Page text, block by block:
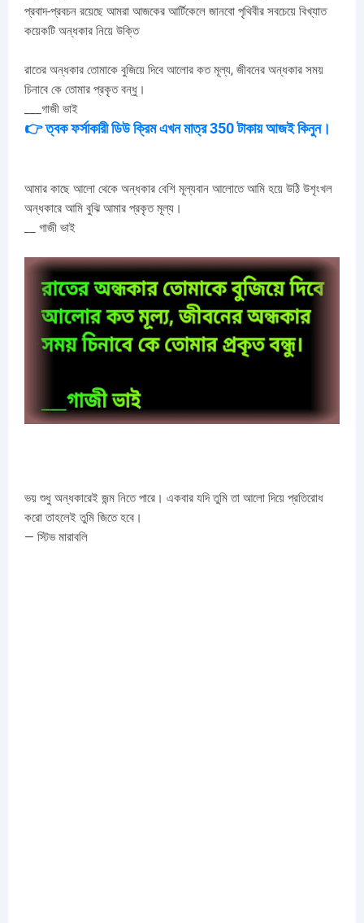
প্রবাদ-প্রবচন রয়েছে আমরা আজকের আর্টিকেলে জানবো পৃথিবীর সবচেয়ে বিখ্যাত
কয়েকটি অন্ধকার নিয়ে উক্তি
রাতের অন্ধকার তোমাকে বুজিয়ে দিবে আলোর কত মূল্য, জীবনের অন্ধকার সময়
চিনাবে কে তোমার প্রকৃত বন্ধু।
___গাজী ভাই
👉 ত্বক ফর্সাকারী ডিউ ক্রিম এখন মাত্র350টাকায় আজই কিনুন।
আমার কাছে আলো থেকে অন্ধকার বেশি মূল্যবান আলোতে আমি হয়ে উঠি উশৃংখল
অন্ধকারে আমি বুঝি আমার প্রকৃত মূল্য।
__ গাজী ভাই
ভয় শুধু অন্ধকারেই জন্ম নিতে পারে। একবার যদি তুমি তা আলো দিয়ে প্রতিরোধ
করো তাহলেই তুমি জিতে হবে।
— স্টিভ মারাবলি